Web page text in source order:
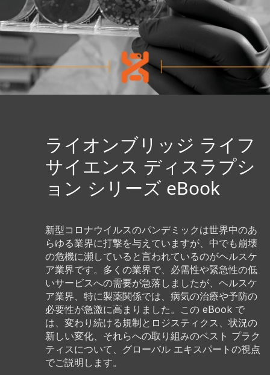
ライオンブリッジ ライフ
サイエンス ディスラプシ
ョン シリーズ eBook
新型コロナウイルスのパンデミックは世界中のあ
らゆる業界に打撃を与えていますが、中でも崩壊
の危機に瀕していると言われているのがヘルスケ
ア業界です。多くの業界で、必需性や緊急性の低
いサービスへの需要が急落しましたが、ヘルスケ
ア業界、特に製薬関係では、病気の治療や予防の
必要性が急激に高まりました。この eBook で
は、変わり続ける規制とロジスティクス、状況の
新しい変化、それらへの取り組みのベスト プラク
ティスについて、グローバル エキスパートの視点
でご説明します。